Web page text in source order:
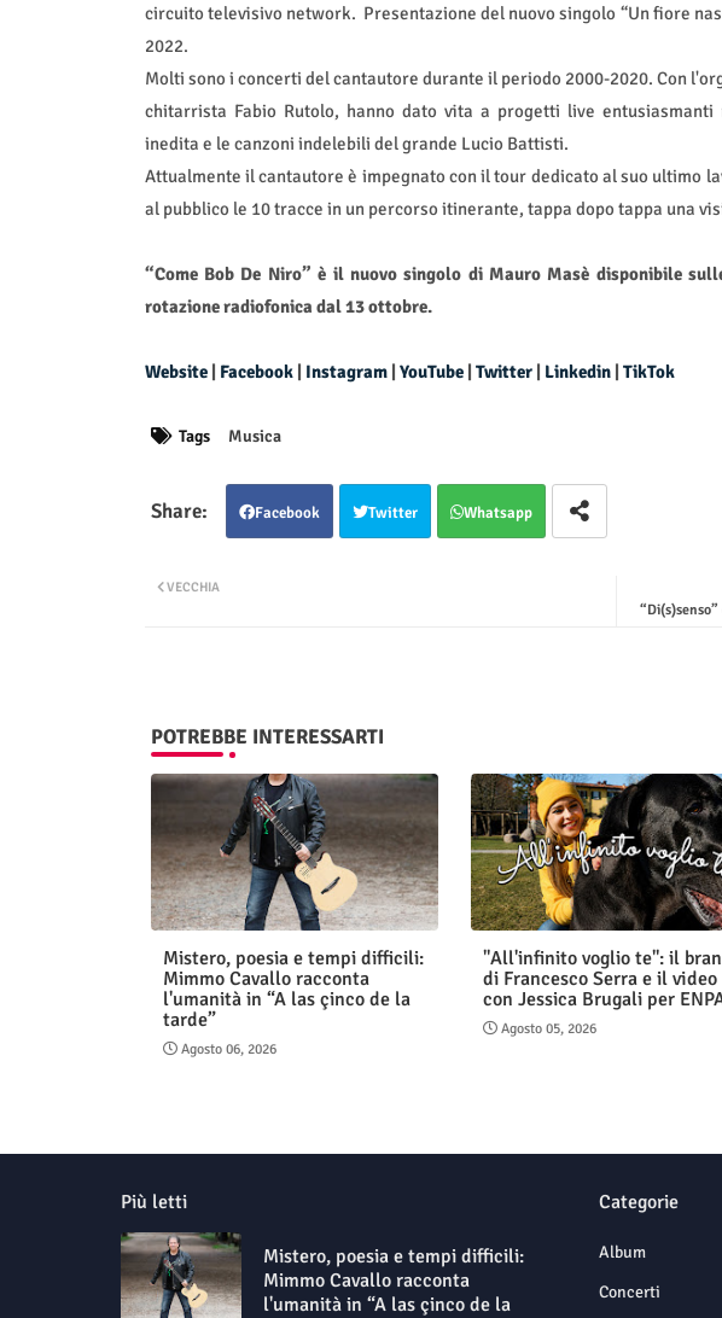
circuito televisivo network. Presentazione del nuovo singolo “Un fiore
2022.
Molti sono i concerti del cantautore durante il periodo 2000-2020. Con
chitarrista Fabio Rutolo, hanno dato vita a progetti live
inedita e le canzoni indelebili del grande Lucio Battisti.
Attualmente il cantautore è impegnato con il tour dedicato al suo ultimo
al pubblico le 10 tracce in un percorso itinerante, tappa dopo tappa una
“Come Bob De Niro” è il nuovo singolo di Mauro Masè disponibile
rotazione radiofonica dal 13 ottobre.
Website| Facebook| Instagram| YouTube| Twitter| Linkedin| TikTok
Tags Musica
Facebook Twitter Whatsapp
VECCHIA
POTREBBE INTERESSARTI
Mistero, poesia e tempi difficili:
Mimmo Cavallo racconta
l'umanità in “A las çinco de la
tarde”
Agosto 06, 2026
"All'infinito voglio te": il
di Francesco Serra e il video
con Jessica Brugali per
Agosto 05, 2026
Più letti
Mistero, poesia e tempi difficili:
Mimmo Cavallo racconta
l'umanità in “A las çinco de la
Categorie
Album
Concerti